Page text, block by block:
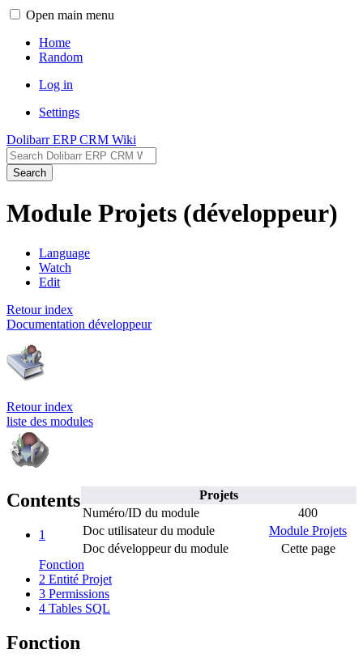
Open main menu
Home
Random
Log in
Settings
Dolibarr ERP CRM Wiki
Search
Module Projets (développeur)
Language
Watch
Edit
Retour index
Documentation développeur
Retour index
liste des modules
Projets
Numéro/ID du module
400
Doc utilisateur du module
Module Projets
Doc développeur du module
Cette page
Contents
1
Fonction
2 Entité Projet
3 Permissions
4 Tables SQL
Fonction